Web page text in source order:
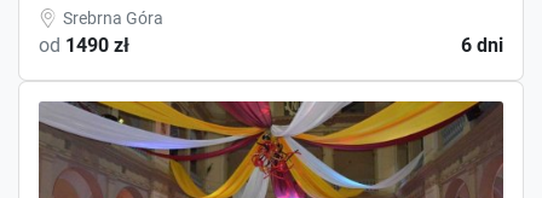
Srebrna Góra
od 1490 zł 6 dni